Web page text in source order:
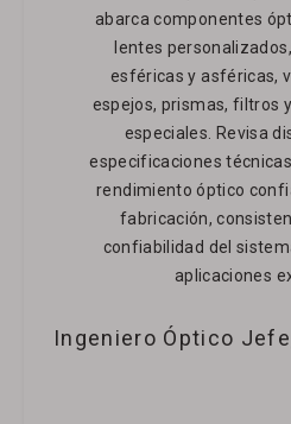
abarca componentes
lentes
esféricas y asféricas,
espejos, prismas, filtros
especiales. Revisa
especificaciones
rendimiento óptico
fabricación,
confiabilidad del
aplicaciones
Ingeniero Óptico